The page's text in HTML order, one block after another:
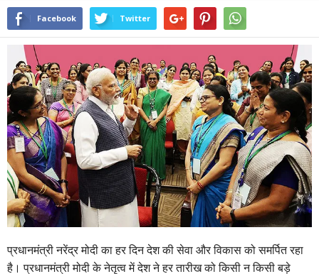
Facebook Twitter
प्रधानमंत्री नरेंद्र मोदी का हर दिन देश की सेवा और विकास को समर्पित रहा
है। प्रधानमंत्री मोदी के नेतृत्व में देश ने हर तारीख को किसी न किसी बड़े